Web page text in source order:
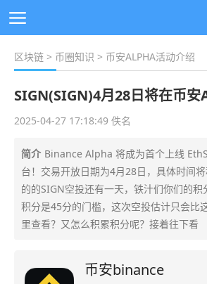
区块链 > 币圈知识 > 币安ALPHA活动介绍
SIGN(SIGN)4月28日将在币安
2025-04-27 17:18:49 佚名
简介 Binance Alpha 将成为首个上线
台！交易开放日期为4月28日，具体时间
的的SIGN空投还有一天，铁汁们你们的积
积分是45分的门槛，这次空投估计只会比
里查看？又怎么积累积分呢？接着往下看
币安binance